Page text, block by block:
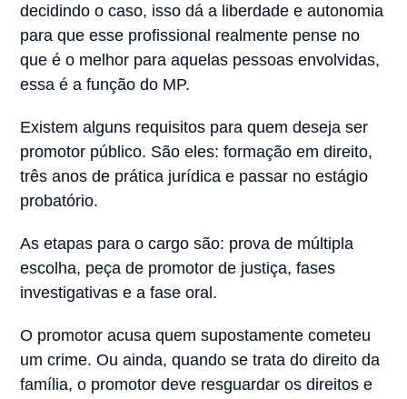
decidindo o caso, isso dá a liberdade e autonomia
para que esse profissional realmente pense no
que é o melhor para aquelas pessoas envolvidas,
essa é a função do MP.
Existem alguns requisitos para quem deseja ser
promotor público. São eles: formação em direito,
três anos de prática jurídica e passar no estágio
probatório.
As etapas para o cargo são: prova de múltipla
escolha, peça de promotor de justiça, fases
investigativas e a fase oral.
O promotor acusa quem supostamente cometeu
um crime. Ou ainda, quando se trata do direito da
família, o promotor deve resguardar os direitos e